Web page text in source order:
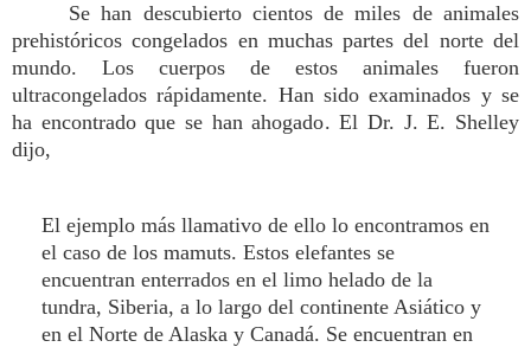
Se han descubierto cientos de miles de animales
prehistóricos congelados en muchas partes del norte del
mundo. Los cuerpos de estos animales fueron
ultracongelados rápidamente. Han sido examinados y se
ha encontrado que se han ahogado. El Dr. J. E. Shelley
dijo,
El ejemplo más llamativo de ello lo encontramos en
el caso de los mamuts. Estos elefantes se
encuentran enterrados en el limo helado de la
tundra, Siberia, a lo largo del continente Asiático y
en el Norte de Alaska y Canadá. Se encuentran en